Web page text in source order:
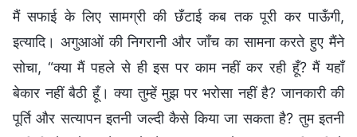
मैं सफाई के लिए सामग्री की छँटाई कब तक पूरी कर पाऊँगी,
इत्यादि। अगुआओं की निगरानी और जाँच का सामना करते हुए मैंने
सोचा, “क्या मैं पहले से ही इस पर काम नहीं कर रही हूँ? मैं यहाँ
बेकार नहीं बैठी हूँ। क्या तुम्हें मुझ पर भरोसा नहीं है? जानकारी की
पूर्ति और सत्यापन इतनी जल्दी कैसे किया जा सकता है? तुम इतनी